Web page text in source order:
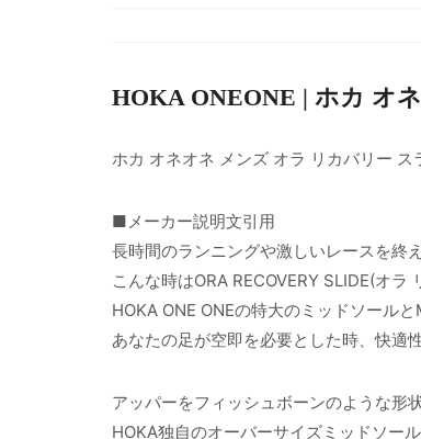
HOKA ONEONE | ホカ オ
ホカ オネオネ メンズ オラ リカバリー ス
■メーカー説明文引用
長時間のランニングや激しいレースを終
こんな時はORA RECOVERY SLIDE(オラ
HOKA ONE ONEの特大のミッドソール
あなたの足が空即を必要とした時、快適
アッパーをフィッシュボーンのような形
HOKA独自のオーバーサイズミッドソー